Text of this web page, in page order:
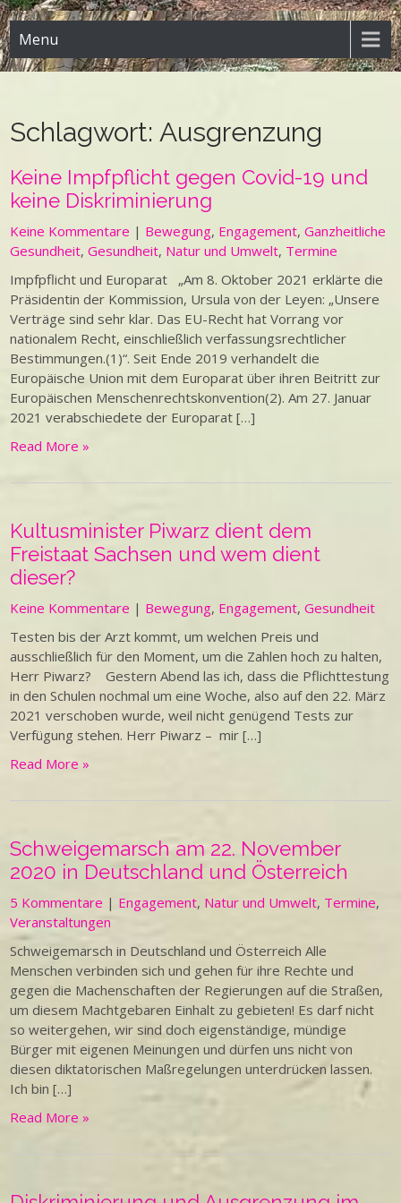
Menu
Schlagwort:Ausgrenzung
Keine Impfpflicht gegen Covid-19 und
keine Diskriminierung
Keine Kommentare | Bewegung, Engagement,Ganzheitliche
Gesundheit,Gesundheit, Natur und Umwelt, Termine
Impfpflicht und Europarat „Am 8. Oktober 2021 erklärte die
Präsidentin der Kommission, Ursula von der Leyen: „Unsere
Verträge sind sehr klar. Das EU-Recht hat Vorrang vor
nationalem Recht, einschließlich verfassungsrechtlicher
Bestimmungen.(1)“. Seit Ende 2019 verhandelt die
Europäische Union mit dem Europarat über ihren Beitritt zur
Europäischen Menschenrechtskonvention(2). Am 27. Januar
2021 verabschiedete der Europarat […]
Read More »
Kultusminister Piwarz dient dem
Freistaat Sachsen und wem dient
dieser?
Keine Kommentare | Bewegung, Engagement,Gesundheit
Testen bis der Arzt kommt, um welchen Preis und
ausschließlich für den Moment, um die Zahlen hoch zu halten,
Herr Piwarz? Gestern Abend las ich, dass die Pflichttestung
in den Schulen nochmal um eine Woche, also auf den 22. März
2021 verschoben wurde, weil nicht genügend Tests zur
Verfügung stehen. Herr Piwarz – mir […]
Read More »
Schweigemarsch am 22. November
2020 in Deutschland und Österreich
5 Kommentare | Engagement, Natur und Umwelt, Termine,
Veranstaltungen
Schweigemarsch in Deutschland und Österreich Alle
Menschen verbinden sich und gehen für ihre Rechte und
gegen die Machenschaften der Regierungen auf die Straßen,
um diesem Machtgebaren Einhalt zu gebieten! Es darf nicht
so weitergehen, wir sind doch eigenständige, mündige
Bürger mit eigenen Meinungen und dürfen uns nicht von
diesen diktatorischen Maßregelungen unterdrücken lassen.
Ich bin […]
Read More »